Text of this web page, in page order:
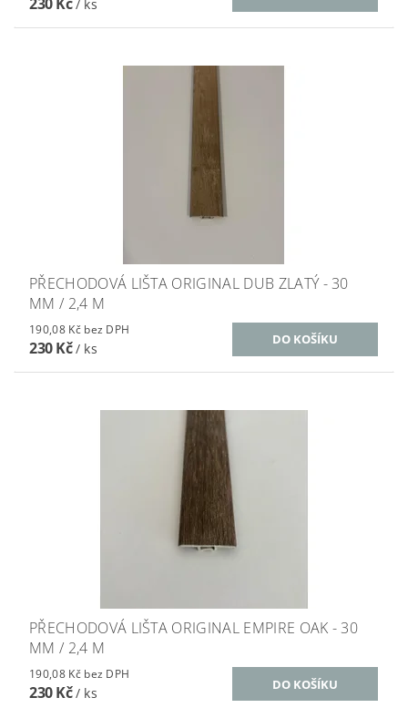
/ ks
PŘECHODOVÁ LIŠTA ORIGINAL DUB ZLATÝ - 30
MM / 2,4 M
190,08 Kč bez DPH
230 Kč/ ks
PŘECHODOVÁ LIŠTA ORIGINAL EMPIRE OAK - 30
MM / 2,4 M
190,08 Kč bez DPH
230 Kč/ ks